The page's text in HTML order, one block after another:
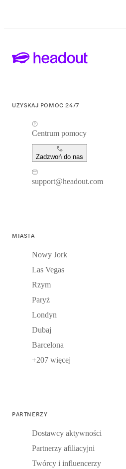
UZYSKAJ POMOC 24/7
Centrum pomocy
Zadzwoń do nas
support@headout.com
MIASTA
Nowy Jork
Las Vegas
Rzym
Paryż
Londyn
Dubaj
Barcelona
+207 więcej
PARTNERZY
Dostawcy aktywności
Partnerzy afiliacyjni
Twórcy i influencerzy